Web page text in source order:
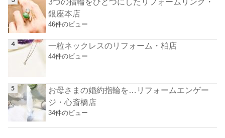
銀座本店
46件のビュー
一粒ネックレスのリフォーム・柏店
44件のビュー
お母さまの婚約指輪を…リフォームエンゲー
ジ・心斎橋店
34件のビュー